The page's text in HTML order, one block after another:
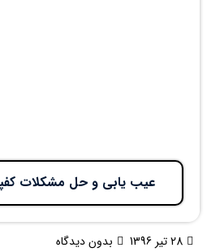
عیب یابی و حل مشکلات
28 تیر 1396 بدون دیدگاه